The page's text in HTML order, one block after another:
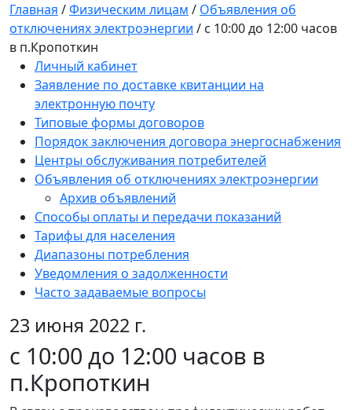
Главная /Физическим лицам / Объявления об
отключениях электроэнергии / с 10:00 до 12:00 часов
в п.Кропоткин
Личный кабинет
Заявление по доставке квитанции на
электронную почту
Типовые формы договоров
Порядок заключения договора энергоснабжения
Центры обслуживания потребителей
Объявления об отключениях электроэнергии
Архив объявлений
Способы оплаты и передачи показаний
Тарифы для населения
Диапазоны потребления
Уведомления о задолженности
Часто задаваемые вопросы
23 июня 2022 г.
с 10:00 до 12:00 часов в
п.Кропоткин